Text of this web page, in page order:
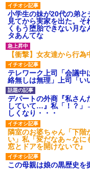
小学生の妹が20代の弟
見てから実家を出た。
くもう堕胎できない月
タあんてな
【衝撃】女友達から行
テレワーク上司「会議中
絡無しは無理」上司「
デパートの外商『私さん
していて…』私「！？」
しくなり・・・
隣室のお婆ちゃん「下
い」私「変だなあ～な
窓とドアを開けないで』
この母親は娘の黒歴史